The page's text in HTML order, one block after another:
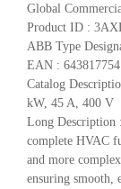
Global
Product ID :
ABB Type
EAN :
Catalog
kW, 45 A, 400 V
Long Description
complete HVAC
and more
ensuring smooth,